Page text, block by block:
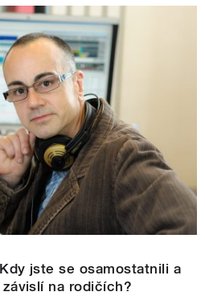
jste se osamostatnili a
na rodičích?